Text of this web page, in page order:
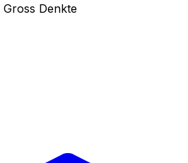
Gross Denkte